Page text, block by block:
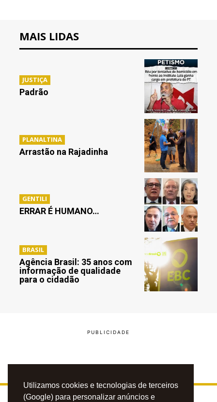
Utilizamos cookies e tecnologias de terceiros
(Google) para personalizar anúncios e
MAIS LIDAS
JUSTIÇA
Padrão
PLANALTINA
Arrastão na Rajadinha
GENTILI
ERRAR É HUMANO…
BRASIL
Agência Brasil: 35 anos com
informação de qualidade
para o cidadão